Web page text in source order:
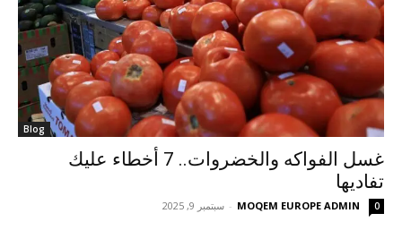
Blog
غسل الفواكه والخضروات.. 7 أخطاء عليك
تفاديها
MOQEM EUROPE ADMIN
- سبتمبر 9, 2025 0